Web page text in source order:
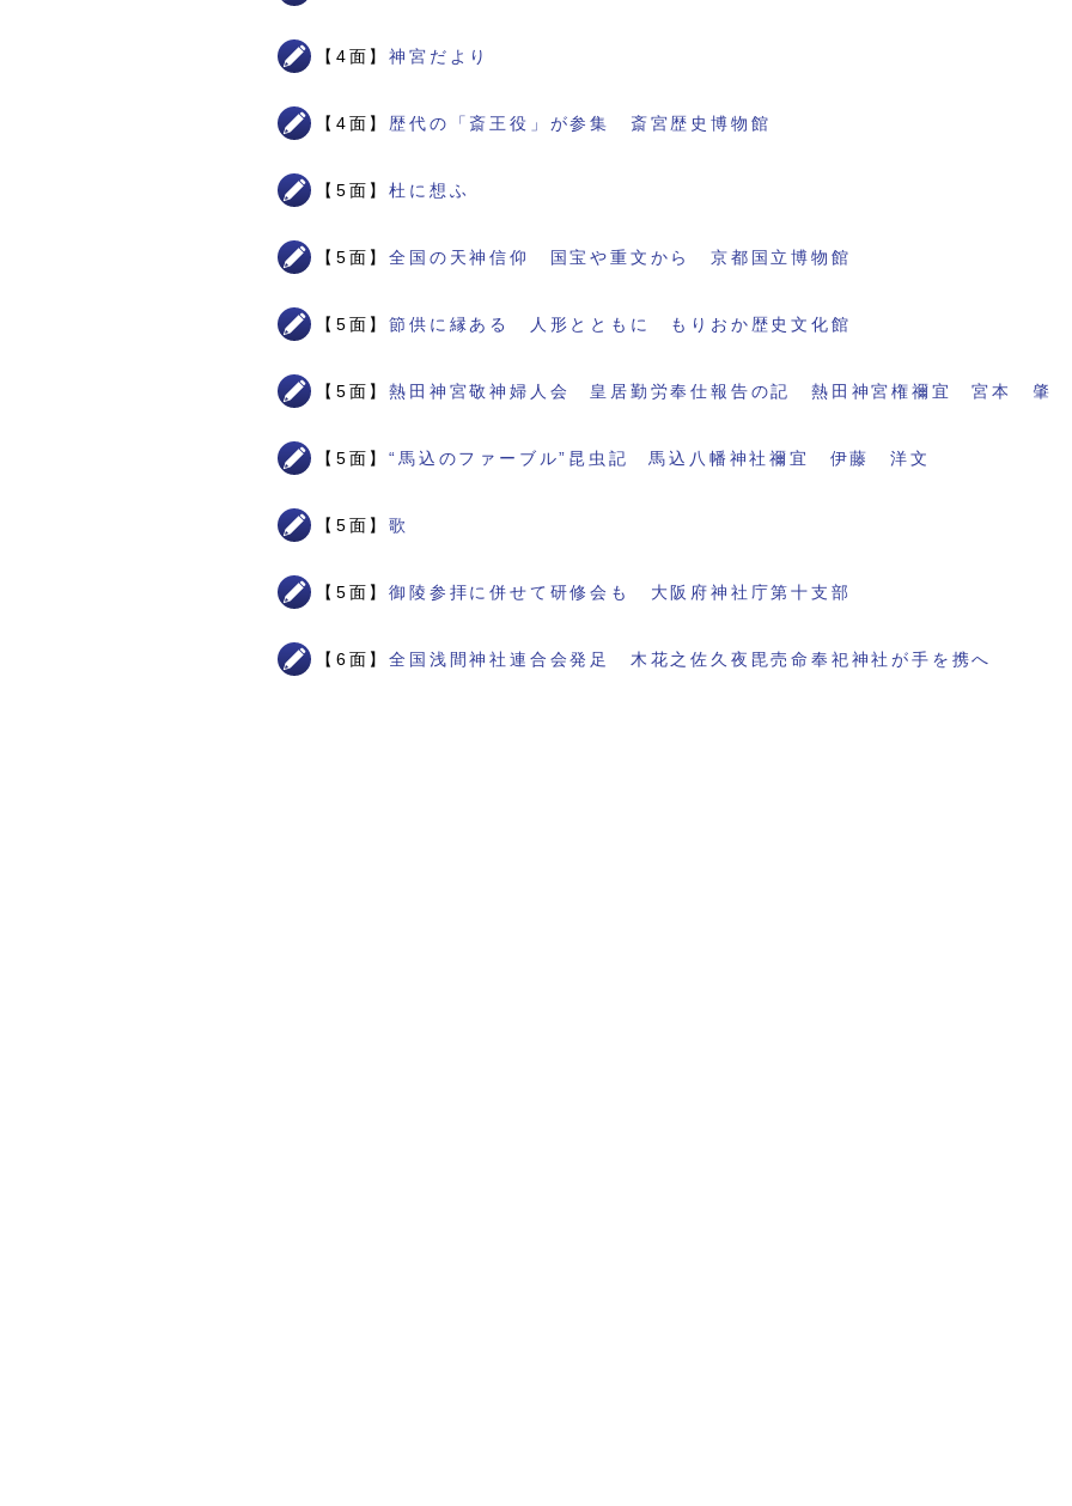
【4面】神宮だより
【4面】 歴代の「斎王役」が参集 斎宮歴史博物館
【5面】杜に想ふ
【5面】全国の天神信仰 国宝や重文から 京都国立博物館
【5面】節供に縁ある 人形とともに もりおか歴史文化館
【5面】熱田神宮敬神婦人会 皇居勤労奉仕報告の記 熱田神宮権禰宜 宮本 肇
【5面】“馬込のファーブル”昆虫記 馬込八幡神社禰宜 伊藤 洋文
【5面】歌
【5面】御陵参拝に併せて研修会も 大阪府神社庁第十支部
【6面】全国浅間神社連合会発足 木花之佐久夜毘売命奉祀神社が手を携へ